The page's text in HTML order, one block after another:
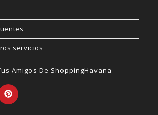
servicios
Amigos De ShoppingHavana